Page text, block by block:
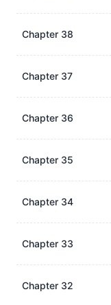
Chapter 38
Chapter 37
Chapter 36
Chapter 35
Chapter 34
Chapter 33
Chapter 32